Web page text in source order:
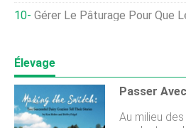
Gérer Le Pâturage Pour Que Les Animaux
Élevage
Au milieu